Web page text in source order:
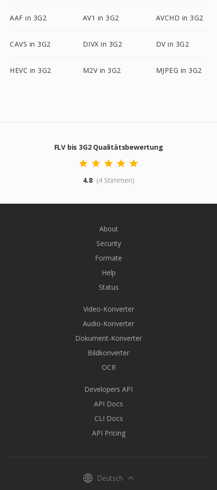
AAF in 3G2 AV1 in 3G2 AVCHD in 3G2
CAVS in 3G2 DIVX in 3G2 DV in 3G2
HEVC in 3G2 M2V in 3G2 MJPEG in 3G2
FLV bis 3G2 Qualitätsbewertung
4.8 (4 Stimmen)
About
Security
Formate
Help
Status
Video-Konverter
Audio-Konverter
Dokument-Konverter
Bildkonverter
OCR
Developers API
API Docs
CLI Docs
API Pricing
Deutsch